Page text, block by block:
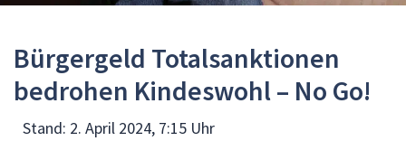
Bürgergeld Totalsanktionen
bedrohen Kindeswohl – No Go!
Stand: 2. April 2024, 7:15 Uhr